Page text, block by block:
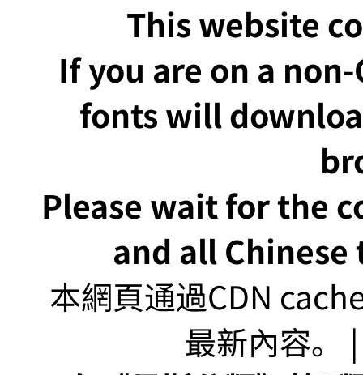
This website
If you are on a
fonts will
Please wait for the
and all
本網頁通過CDN
最新內容。